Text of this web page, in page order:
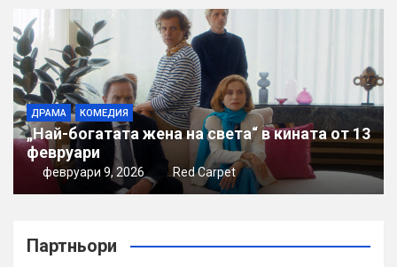
ДРАМА КОМЕДИЯ
„Най-богатата жена на света“ в кината от 13
февруари
февруари 9, 2026 Red Carpet
Партньори